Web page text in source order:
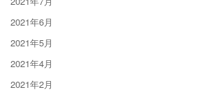
2021年6月
2021年5月
2021年4月
2021年2月